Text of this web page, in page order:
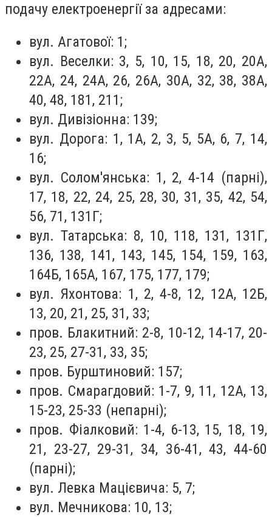
подачу електроенергії за адресами:
вул. Агатової: 1;
вул. Веселки: 3, 5, 10, 15, 18, 20, 20А,
22А, 24, 24А, 26, 26А, 30А, 32, 38, 38А,
40, 48, 181, 211;
вул. Дивізіонна: 139;
вул. Дорога: 1, 1А, 2, 3, 5, 5А, 6, 7, 14,
16;
вул. Солом'янська: 1, 2, 4-14 (парні),
17, 18, 22, 24, 25, 28, 30, 31, 35, 42, 54,
56, 71, 131Г;
вул. Татарська: 8, 10, 118, 131, 131Г,
136, 138, 141, 143, 145, 154, 159, 163,
164Б, 165А, 167, 175, 177, 179;
вул. Яхонтова: 1, 2, 4-8, 12, 12А, 12Б,
13, 20, 21, 25, 31, 33;
пров. Блакитний: 2-8, 10-12, 14-17, 20-
23, 25, 27-31, 33, 35;
пров. Бурштиновий: 157;
пров. Смарагдовий: 1-7, 9, 11, 12А, 13,
15-23, 25-33 (непарні);
пров. Фіалковий: 1-4, 6-13, 15, 18, 19,
21, 23-27, 29-31, 34, 36-41, 43, 44-60
(парні);
вул. Левка Мацієвича: 5, 7;
вул. Мечникова: 10, 13;